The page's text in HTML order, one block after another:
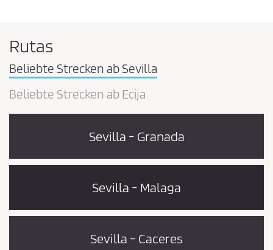
Rutas
Beliebte Strecken ab Sevilla
Beliebte Strecken ab Ecija
Sevilla - Granada
Sevilla - Malaga
Sevilla - Caceres